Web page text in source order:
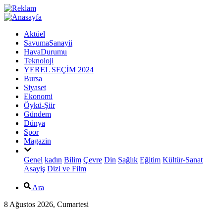
Aktüel
SavumaSanayii
HavaDurumu
Teknoloji
YEREL SEÇİM 2024
Bursa
Siyaset
Ekonomi
Öykü-Şiir
Gündem
Dünya
Spor
Magazin
Genel kadın Bilim Çevre Din Sağlık Eğitim Kültür-Sanat
Asayiş Dizi ve Film
Ara
8 Ağustos 2026, Cumartesi